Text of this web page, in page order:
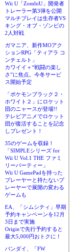
Wii U「ZombiU」開発者
トレーラー第3弾を公開
マルチプレイは生存者VS
キング・オブ・ゾンビの
2人対戦
ガマニア、新作MOアク
ションRPG「ティアラ コ
ンチェルト」
カワイイ＋“戦闘の楽し
さ”に焦点。今冬サービ
ス開始予定
「ポケモンブラック２・
ホワイト２」にロケット
団のニャースが登場!!
テレビアニメでロケット
団が復活することを記念
しプレゼント！
35のゲームを収録！
「SIMPLEシリーズ for
Wii U Vol.1 THE ファミ
リーパーティー」
Wii U GamePadを持った
プレーヤーと持たないプ
レーヤーで展開の変わる
ゲームも
EA、「シムシティ」早期
予約キャンペーンを12月
3日まで実施
Originで先行予約すると
最大5,000円おトクに！
バンダイ、「FW